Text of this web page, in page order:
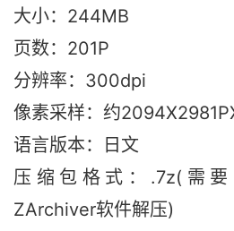
大小：244MB
页数：201P
分辨率：300dpi
像素采样：约
语言版本：日文
压缩包格式：.7z(需
ZArchiver软件解压)